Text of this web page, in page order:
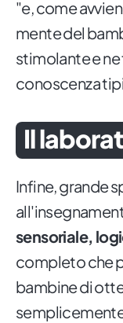
"e, come
mente del
stimolante e
conoscenza
Il
Infine, grande
sensoriale,
completo che
bambine di